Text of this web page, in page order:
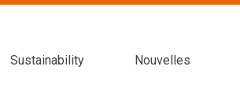
Sustainability Nouvelles